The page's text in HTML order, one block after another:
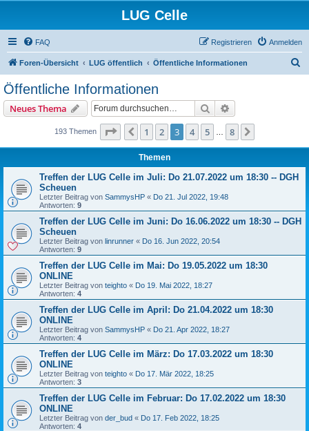
LUG Celle
FAQ Anmelden
Registrieren
Foren-Übersicht LUG öffentlich Öffentliche Informationen
Öffentliche Informationen
Neues Thema Suche
193 Themen Seite von
Vorherige
1 2 3 4 5 8
Themen
Treffen der LUG Celle im Juli: Do 21.07.2022 um 18:30 -- DGH
Scheuen
Letzter Beitrag von SammysHP « Do 21. Jul 2022, 19:48
Antworten: 9
Treffen der LUG Celle im Juni: Do 16.06.2022 um 18:30 -- DGH
Scheuen
Letzter Beitrag von linrunner « Do 16. Jun 2022, 20:54
Antworten: 9
Treffen der LUG Celle im Mai: Do 19.05.2022 um 18:30
ONLINE
Letzter Beitrag von teighto « Do 19. Mai 2022, 18:27
Antworten: 4
Treffen der LUG Celle im April: Do 21.04.2022 um 18:30
ONLINE
Letzter Beitrag von SammysHP « Do 21. Apr 2022, 18:27
Antworten: 4
Treffen der LUG Celle im März: Do 17.03.2022 um 18:30
ONLINE
Letzter Beitrag von teighto « Do 17. Mär 2022, 18:25
Antworten: 3
Treffen der LUG Celle im Februar: Do 17.02.2022 um 18:30
ONLINE
Letzter Beitrag von der_bud « Do 17. Feb 2022, 18:25
Antworten: 4